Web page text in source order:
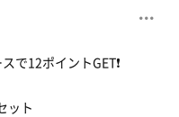
で12ポイントGET❗
ット